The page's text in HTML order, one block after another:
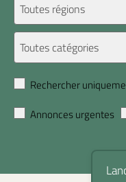
Rechercher
Annonces urgentes